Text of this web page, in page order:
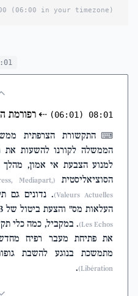
(06:00 in your timezone)
08:01
(06:01)
⇠רפורמת
⌨ התקשורת הצרפתית
למנוע הצבעת אי אמון, מהלך
הסוציאליסטית
Mediapart,
Valeurs Actuelles)
העלאות מס" והצעת ביטול של 23 הטבות מס
Les Echos) . במקביל, כמה כלי
את פתיחת מעבר רפיח
מתמשכת בנוגע להשבת
Libération)
.